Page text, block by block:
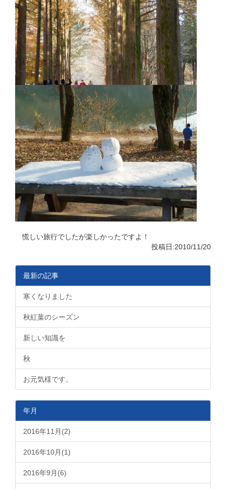
慌しい旅行でしたが楽しかったですよ！
投稿日:2010/11/20
最新の記事
寒くなりました
秋紅葉のシーズン
新しい知識を
秋
お元気様です。
年月
2016年11月(2)
2016年10月(1)
2016年9月(6)